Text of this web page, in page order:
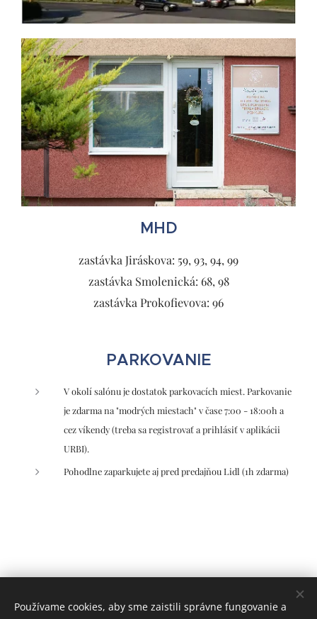
MHD
zastávka Jiráskova: 59, 93, 94, 99
zastávka Smolenická: 68, 98
zastávka Prokofievova: 96
PARKOVANIE
V okolí salónu je dostatok parkovacích miest. Parkovanie
je zdarma na "modrých miestach" v čase 7:00 - 18:00h a
cez víkendy (treba sa registrovať a prihlásiť v aplikácii
URBI).
Pohodlne zaparkujete aj pred predajňou Lidl (1h zdarma)
Používame cookies, aby sme zaistili správne fungovanie a